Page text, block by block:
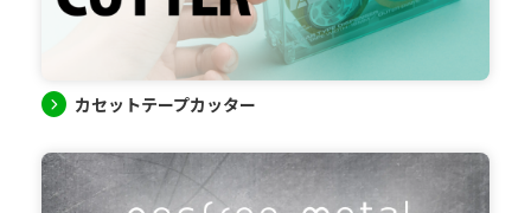
カセットテープカッター